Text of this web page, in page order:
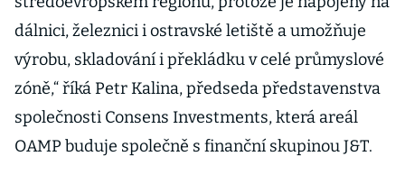
dálnici, železnici i ostravské letiště a umožňuje
výrobu, skladování i překládku v celé průmyslové
zóně,“ říká Petr Kalina, předseda představenstva
společnosti Consens Investments, která areál
OAMP buduje společně s finanční skupinou J&T.